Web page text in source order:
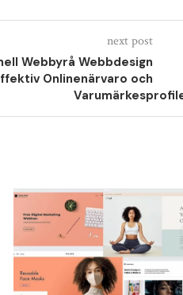
next post
Webbyrå Webbdesign
Onlinenärvaro och